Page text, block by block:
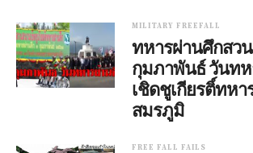
MILITARY FREEFALL
ทหารผ่านศึกสว
กุมภาพันธ์ วันท
เชิดชูเกียรติ์ทหา
สมรภูมิ
FREE FALL FAILS